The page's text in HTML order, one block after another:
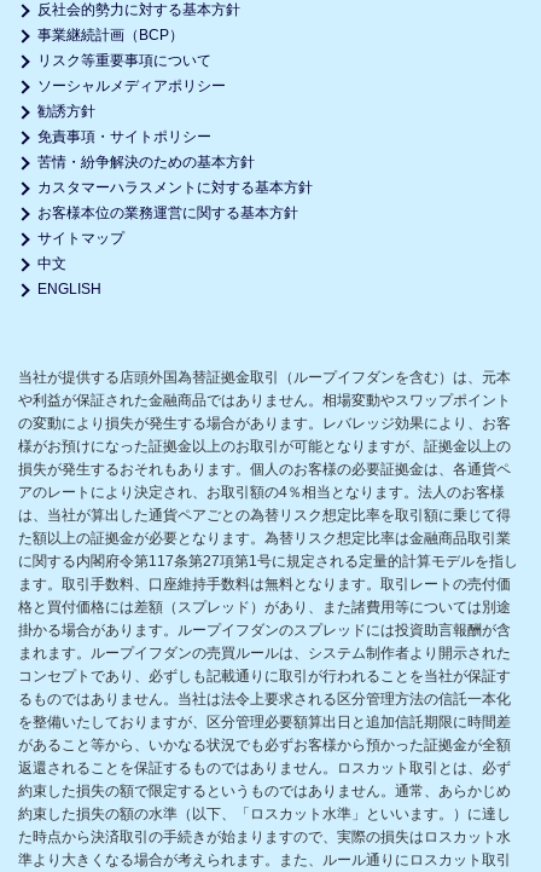
反社会的勢力に対する基本方針
事業継続計画（BCP）
リスク等重要事項について
ソーシャルメディアポリシー
勧誘方針
免責事項・サイトポリシー
苦情・紛争解決のための基本方針
カスタマーハラスメントに対する基本方針
お客様本位の業務運営に関する基本方針
サイトマップ
中文
ENGLISH
当社が提供する店頭外国為替証拠金取引（ループイフダンを含む）は、元本
や利益が保証された金融商品ではありません。相場変動やスワップポイント
の変動により損失が発生する場合があります。レバレッジ効果により、お客
様がお預けになった証拠金以上のお取引が可能となりますが、証拠金以上の
損失が発生するおそれもあります。個人のお客様の必要証拠金は、各通貨ペ
アのレートにより決定され、お取引額の4％相当となります。法人のお客様
は、当社が算出した通貨ペアごとの為替リスク想定比率を取引額に乗じて得
た額以上の証拠金が必要となります。為替リスク想定比率は金融商品取引業
に関する内閣府令第117条第27項第1号に規定される定量的計算モデルを指し
ます。取引手数料、口座維持手数料は無料となります。取引レートの売付価
格と買付価格には差額（スプレッド）があり、また諸費用等については別途
掛かる場合があります。ループイフダンのスプレッドには投資助言報酬が含
まれます。ループイフダンの売買ルールは、システム制作者より開示された
コンセプトであり、必ずしも記載通りに取引が行われることを当社が保証す
るものではありません。当社は法令上要求される区分管理方法の信託一本化
を整備いたしておりますが、区分管理必要額算出日と追加信託期限に時間差
があること等から、いかなる状況でも必ずお客様から預かった証拠金が全額
返還されることを保証するものではありません。ロスカット取引とは、必ず
約束した損失の額で限定するというものではありません。通常、あらかじめ
約束した損失の額の水準（以下、「ロスカット水準」といいます。）に達し
た時点から決済取引の手続きが始まりますので、実際の損失はロスカット水
準より大きくなる場合が考えられます。また、ルール通りにロスカット取引